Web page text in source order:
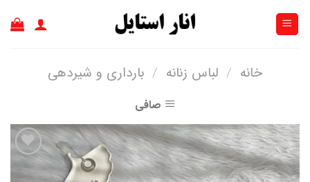
خانه / لباس زنانه / بارداری و شیردهی
صافی